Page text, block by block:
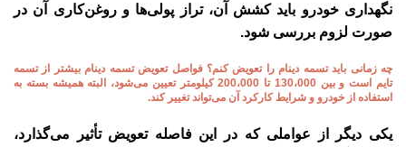
نگهداری خودرو باید کشش آن، تراز پولی‌ها و روغن‌کاری آن در
صورت لزوم بررسی شود.
چه زمانی باید تسمه دینام را تعویض کنم؟ فواصل تعویض تسمه دینام بیشتر از تسمه
تایم است و بین 130،000 تا 200،000 کیلومتر تعیین می‌شود، البته همیشه بسته به
استفاده از خودرو و شرایط کارکرد آن می‌تواند تغییر کند.
یکی دیگر از عواملی که در این فاصله تعویض تأثیر می‌گذارد،